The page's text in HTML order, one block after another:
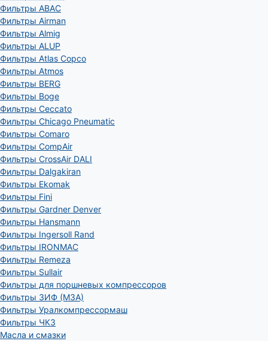
Фильтры ABAC
Фильтры Airman
Фильтры Almig
Фильтры ALUP
Фильтры Atlas Copco
Фильтры Atmos
Фильтры BERG
Фильтры Boge
Фильтры Ceccato
Фильтры Chicago Pneumatic
Фильтры Comaro
Фильтры CompAir
Фильтры CrossAir DALI
Фильтры Dalgakiran
Фильтры Ekomak
Фильтры Fini
Фильтры Gardner Denver
Фильтры Hansmann
Фильтры Ingersoll Rand
Фильтры IRONMAC
Фильтры Remeza
Фильтры Sullair
Фильтры для поршневых компрессоров
Фильтры ЗИФ (МЗА)
Фильтры Уралкомпрессормаш
Фильтры ЧКЗ
Масла и смазки